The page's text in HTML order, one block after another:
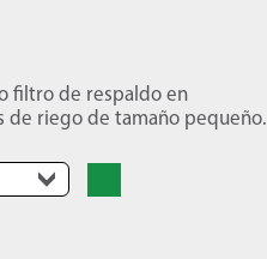
filtro de respaldo en
de riego de tamaño pequeño.